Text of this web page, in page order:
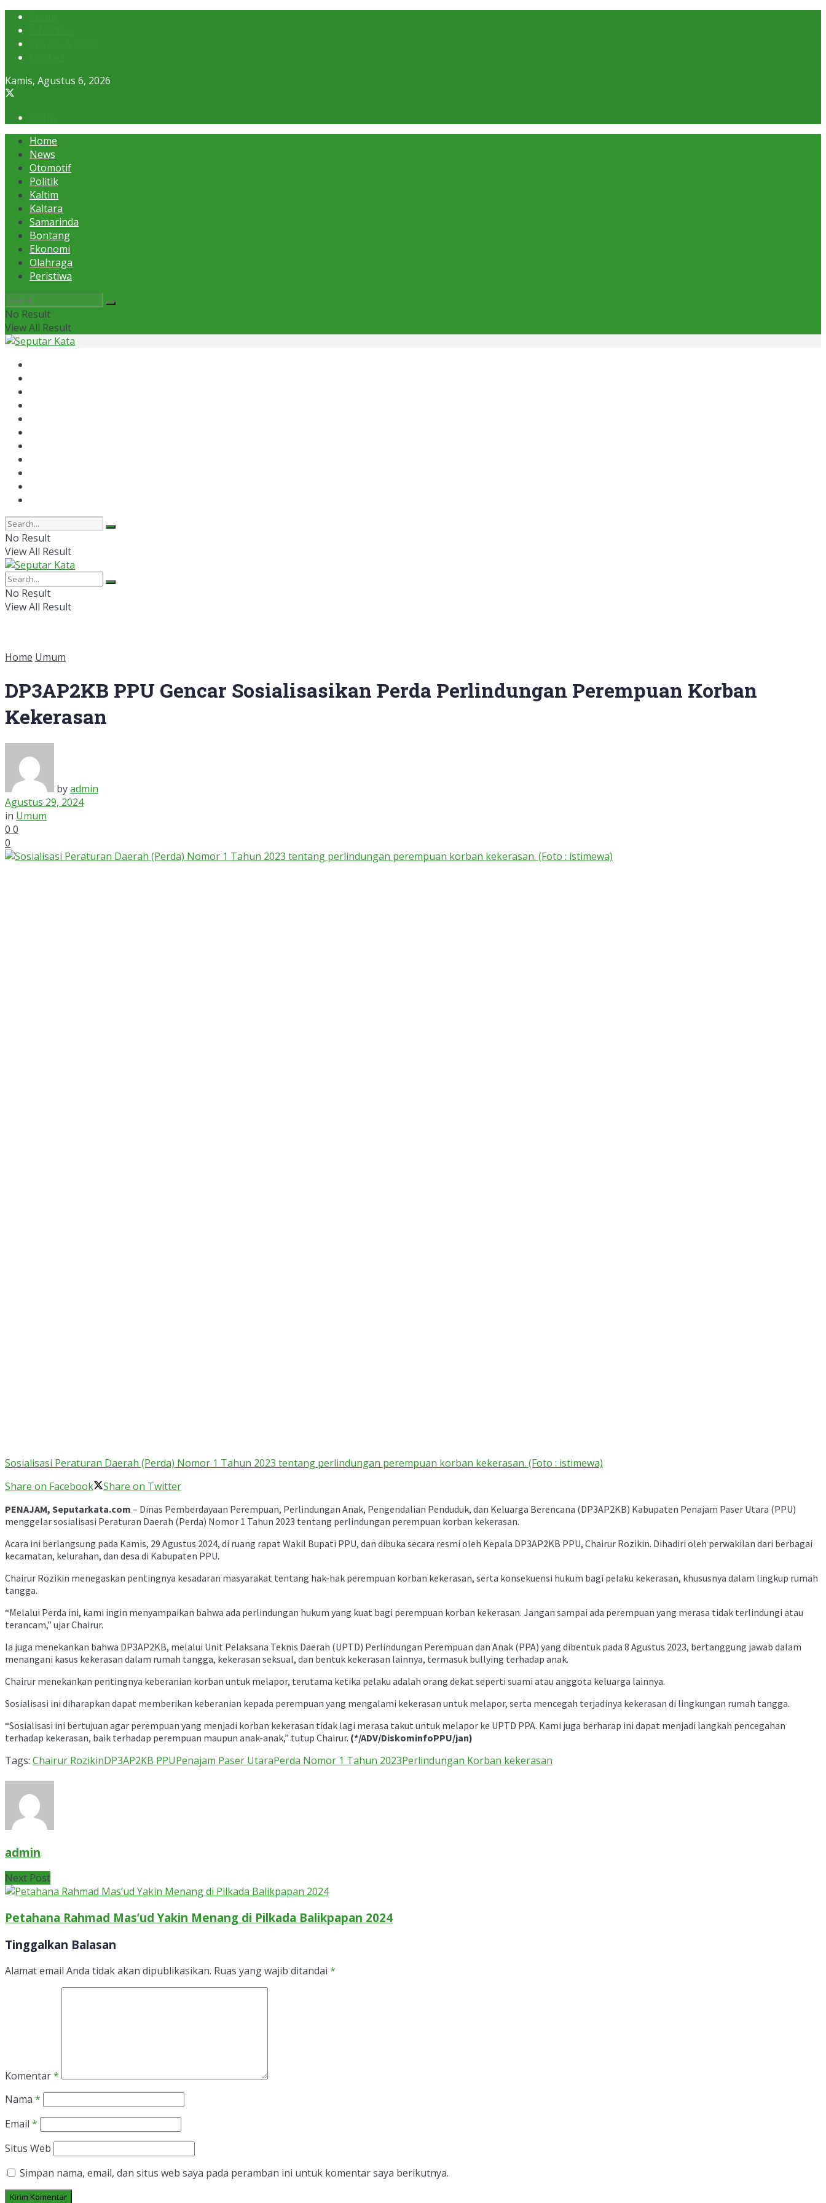
Kamis, Agustus 6, 2026
Home
News
Otomotif
Politik
Kaltim
Kaltara
Samarinda
Bontang
Ekonomi
Olahraga
Peristiwa
No Result
View All Result
No Result
View All Result
No Result
View All Result
Home Umum
DP3AP2KB PPU Gencar Sosialisasikan Perda Perlindungan Perempuan Korban
Kekerasan
byadmin
Agustus 29, 2024
in Umum
0 0
0
Sosialisasi Peraturan Daerah (Perda) Nomor 1 Tahun 2023 tentang perlindungan perempuan korban kekerasan. (Foto : istimewa)
Share on Facebook
Share on Twitter
PENAJAM, Seputarkata.com – Dinas Pemberdayaan Perempuan, Perlindungan Anak, Pengendalian Penduduk, dan Keluarga Berencana (DP3AP2KB) Kabupaten Penajam Paser Utara (PPU)
menggelar sosialisasi Peraturan Daerah (Perda) Nomor 1 Tahun 2023 tentang perlindungan perempuan korban kekerasan.
Acara ini berlangsung pada Kamis, 29 Agustus 2024, di ruang rapat Wakil Bupati PPU, dan dibuka secara resmi oleh Kepala DP3AP2KB PPU, Chairur Rozikin. Dihadiri oleh perwakilan dari berbagai
kecamatan, kelurahan, dan desa di Kabupaten PPU.
Chairur Rozikin menegaskan pentingnya kesadaran masyarakat tentang hak-hak perempuan korban kekerasan, serta konsekuensi hukum bagi pelaku kekerasan, khususnya dalam lingkup rumah
tangga.
“Melalui Perda ini, kami ingin menyampaikan bahwa ada perlindungan hukum yang kuat bagi perempuan korban kekerasan. Jangan sampai ada perempuan yang merasa tidak terlindungi atau
terancam,” ujar Chairur.
Ia juga menekankan bahwa DP3AP2KB, melalui Unit Pelaksana Teknis Daerah (UPTD) Perlindungan Perempuan dan Anak (PPA) yang dibentuk pada 8 Agustus 2023, bertanggung jawab dalam
menangani kasus kekerasan dalam rumah tangga, kekerasan seksual, dan bentuk kekerasan lainnya, termasuk bullying terhadap anak.
Chairur menekankan pentingnya keberanian korban untuk melapor, terutama ketika pelaku adalah orang dekat seperti suami atau anggota keluarga lainnya.
Sosialisasi ini diharapkan dapat memberikan keberanian kepada perempuan yang mengalami kekerasan untuk melapor, serta mencegah terjadinya kekerasan di lingkungan rumah tangga.
“Sosialisasi ini bertujuan agar perempuan yang menjadi korban kekerasan tidak lagi merasa takut untuk melapor ke UPTD PPA. Kami juga berharap ini dapat menjadi langkah pencegahan
terhadap kekerasan, baik terhadap perempuan maupun anak-anak,” tutup Chairur. (*/ADV/DiskominfoPPU/jan)
Tags: Chairur RozikinDP3AP2KB PPUPenajam Paser UtaraPerda Nomor 1 Tahun 2023Perlindungan Korban kekerasan
admin
Next Post
Petahana Rahmad Mas’ud Yakin Menang di Pilkada Balikpapan 2024
Tinggalkan Balasan
Alamat email Anda tidak akan dipublikasikan. Ruas yang wajib ditandai *
Komentar*
Nama *
Email *
Situs Web
Simpan nama, email, dan situs web saya pada peramban ini untuk komentar saya berikutnya.